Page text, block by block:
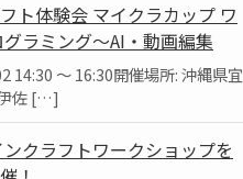
ト体験会 マイクラカップ ワ
ラミング～AI・動画編集
14:30 ～ 16:30開催場所: 沖縄県宜
佐 […]
クラフトワークショップを